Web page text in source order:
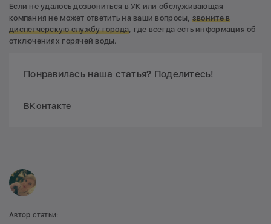
Если не удалось дозвониться в УК или обслуживающая
компания не может ответить на ваши вопросы, звоните в
диспетчерскую службу города , где всегда есть информация об
отключениях горячей воды.
Понравилась наша статья? Поделитесь!
ВКонтакте
Автор статьи: